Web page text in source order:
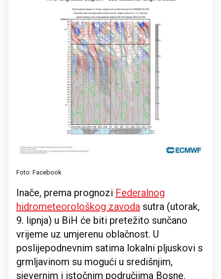
Foto: Facebook
Inače, prema prognozi Federalnog
hidrometeorološkog zavoda sutra (utorak,
9. lipnja) u BiH će biti pretežito sunčano
vrijeme uz umjerenu oblačnost. U
poslijepodnevnim satima lokalni pljuskovi s
grmljavinom su mogući u središnjim,
sjevernim i istočnim područjima Bosne.